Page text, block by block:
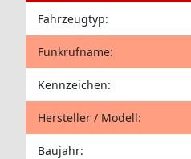
Fahrzeugtyp:
Funkrufname:
Kennzeichen:
Hersteller / Modell:
Baujahr: